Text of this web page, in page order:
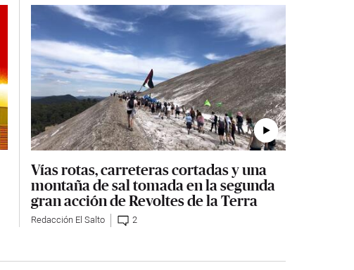
Vías rotas, carreteras cortadas y una
montaña de sal tomada en la segunda
gran acción de Revoltes de la Terra
Redacción El Salto 2